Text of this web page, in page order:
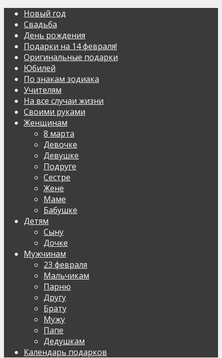
Новый год
Свадьба
День рождения
Подарки на 14 февраля!
Оригинальные подарки
Юбилей
По знакам зодиака
Учителям
На все случаи жизни
Своими руками
Женщинам
8 марта
Девочке
Девушке
Подруге
Сестре
Жене
Маме
Бабушке
Детям
Сыну
Дочке
Мужчинам
23 февраля
Мальчикам
Парню
Другу
Брату
Мужу
Папе
Дедушкам
Календарь подарков